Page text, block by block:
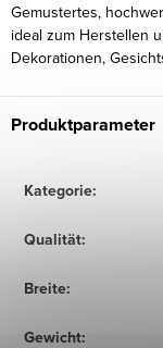
Gemustertes,
ideal zum Herstellen
Dekorationen,
Produktparameter
Kategorie:
Qualität:
Breite:
Gewicht: